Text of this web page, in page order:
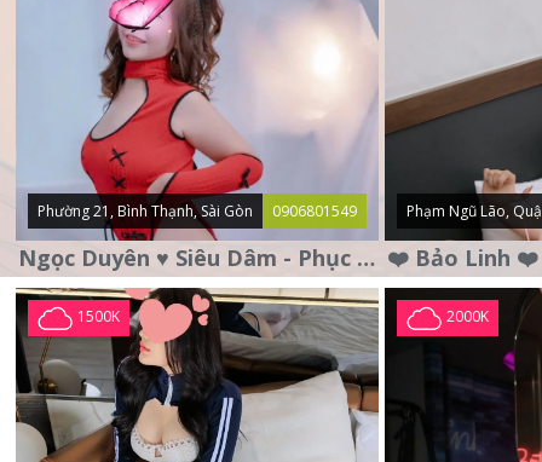
Phường 21, Bình Thạnh, Sài Gòn 0906801549
Ngọc Duyên ♥️ Siêu Dâm - Phục Vụ Tận Tình - Chu Đáo
Phạm Ngũ Lão,
1500K 2000K